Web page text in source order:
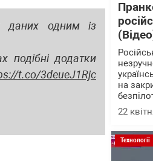
даних одним із
подібні додатки
t.co/3deueJ1Rjc
на
22
Технології